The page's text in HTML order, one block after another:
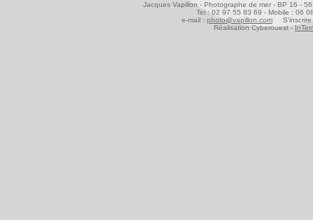
Jacques Vapillon - Photographe de mer - BP 16 -
Tel : 02 97 55 83 69 - Mobile : 06
e-mail : photo@vapillon.com S'inscrire
Réalisation Cyberouest -